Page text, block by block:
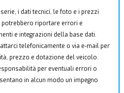
i dati tecnici, le foto e i prezzi
potrebbero riportare errori e
e integrazioni della base dati.
telefonicamente o via e-mail per
prezzo e dotazione del veicolo.
per eventuali errori o
in alcun modo un impegno